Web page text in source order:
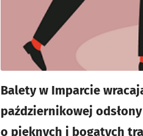
Balety w Imparcie
październikowej
o pięknych i bogatych